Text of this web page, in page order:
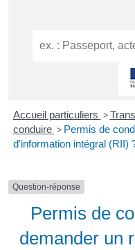
Accueil particuliers >
conduire > Permis de
d'information intégral (RII)
Question-réponse
Permis de
demander un